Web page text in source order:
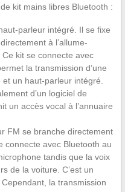
kit mains libres Bluetooth :
parleur intégré. Il se fixe
à l’allume-
kit se connecte avec
la transmission d’une
un haut-parleur intégré.
d’un logiciel de
un accès vocal à l’annuaire
FM se branche directement
connecte avec Bluetooth au
tandis que la voix
de la voiture. C’est un
la transmission